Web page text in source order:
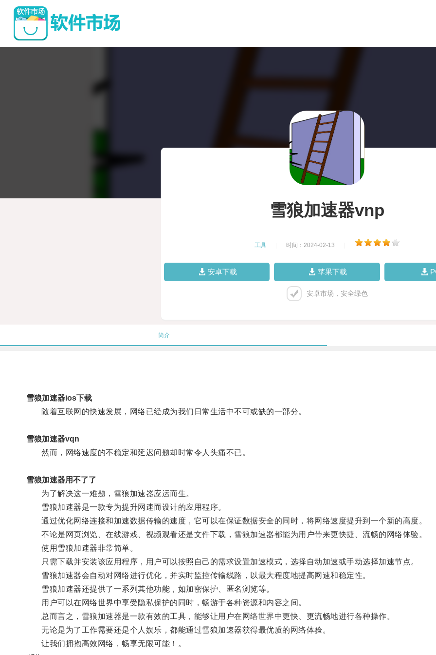
雪狼加速器vnp
工具 时间：2024-02-13
安卓下载 苹果下载
安卓市场，安全绿色
简介
雪狼加速器ios下载
随着互联网的快速发展，网络已经成为我们日常生活中不可或缺的一部分。
雪狼加速器vqn
然而，网络速度的不稳定和延迟问题却时常令人头痛不已。
雪狼加速器用不了了
为了解决这一难题，雪狼加速器应运而生。
雪狼加速器是一款专为提升网速而设计的应用程序。
通过优化网络连接和加速数据传输的速度，它可以在保证数据安全的同时，将网络速度提升到一个新的高度。
不论是网页浏览、在线游戏、视频观看还是文件下载，雪狼加速器都能为用户带来更快捷、流畅的网络体验。
使用雪狼加速器非常简单。
只需下载并安装该应用程序，用户可以按照自己的需求设置加速模式，选择自动加速或手动选择加速节点。
雪狼加速器会自动对网络进行优化，并实时监控传输线路，以最大程度地提高网速和稳定性。
雪狼加速器还提供了一系列其他功能，如加密保护、匿名浏览等。
用户可以在网络世界中享受隐私保护的同时，畅游于各种资源和内容之间。
总而言之，雪狼加速器是一款有效的工具，能够让用户在网络世界中更快、更流畅地进行各种操作。
无论是为了工作需要还是个人娱乐，都能通过雪狼加速器获得最优质的网络体验。
让我们拥抱高效网络，畅享无限可能！。